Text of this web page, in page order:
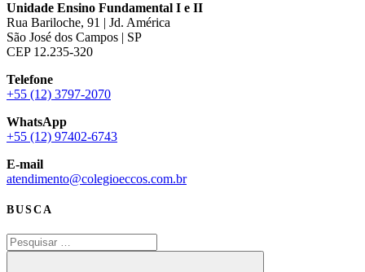
Unidade Ensino Fundamental I e II
Rua Bariloche, 91 | Jd. América
São José dos Campos | SP
CEP 12.235-320
Telefone
+55 (12) 3797-2070
WhatsApp
+55 (12) 97402-6743
E-mail
atendimento@colegioeccos.com.br
BUSCA
Pesquisar
por: